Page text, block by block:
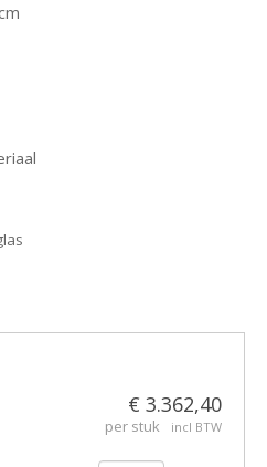
€ 3.362,40
per stuk incl BTW